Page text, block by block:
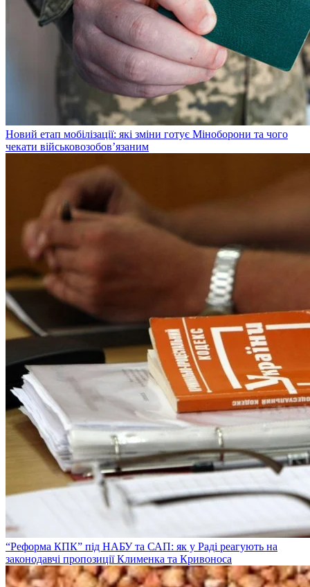
Новий етап мобілізації: які зміни готує Міноборони та чого
чекати військовозобов’язаним
“Реформа КПК” під НАБУ та САП: як у Раді реагують на
законодавчі пропозиції Клименка та Кривоноса